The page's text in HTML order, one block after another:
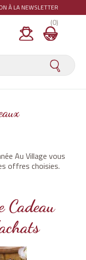
À LA NEWSLETTER
(0)
Au Village vous
offres choisies.
Cadeau